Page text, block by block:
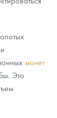
монет
Это